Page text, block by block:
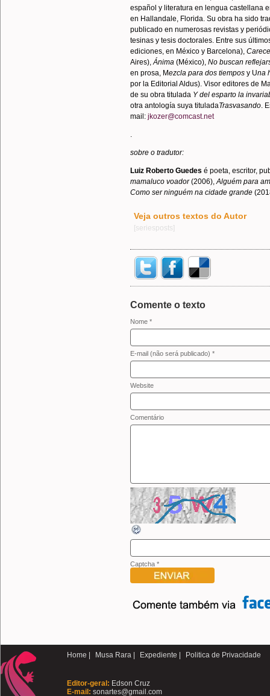
español y literatura en lengua castellana
en Hallandale, Florida. Su obra ha sido
publicado en numerosas revistas y
tesinas y tesis doctorales. Entre sus
ediciones, en México y Barcelona),
Aires),Ánima (México), No buscan
en prosa, Mezcla para dos tiempos y Una
por la Editorial Aldus). Visor editores de
de su obra titulada Y del esparto la
otra antología suya tituladaTrasvasando.
mail: jkozer@comcast.net
.
sobre o tradutor:
Luiz Roberto Guedes é poeta, escritor,
mamaluco voador(2006),Alguém para
Como ser ninguém na cidade grande
Veja outros textos do Autor
[seriesposts]
Comente o texto
Nome *
E-mail (não será publicado) *
Website
Comentário
Captcha *
Home | Musa Rara | Expediente | Politica de Privacidade
Editor-geral: Edson Cruz
E-mail: sonartes@gmail.com